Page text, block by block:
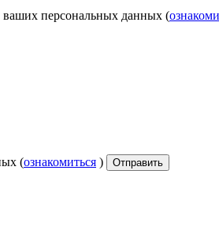
ваших персональных данных (
(ознакомиться ) Отправить